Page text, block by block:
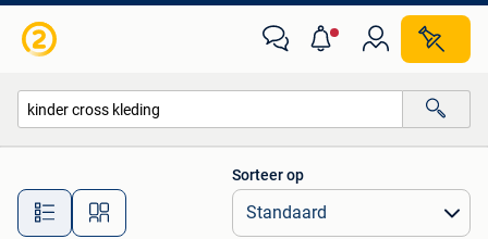
Alle afstanden…
Sorteer op